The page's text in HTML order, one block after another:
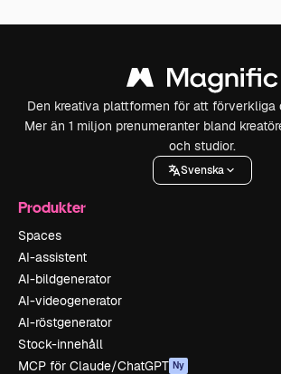
Den kreativa plattformen för att förverkliga
Mer än 1 miljon prenumeranter bland
och studior.
Svenska
Produkter
Spaces
AI-assistent
AI-bildgenerator
AI-videogenerator
AI-röstgenerator
Stock-innehåll
MCP för Claude/ChatGPT Ny